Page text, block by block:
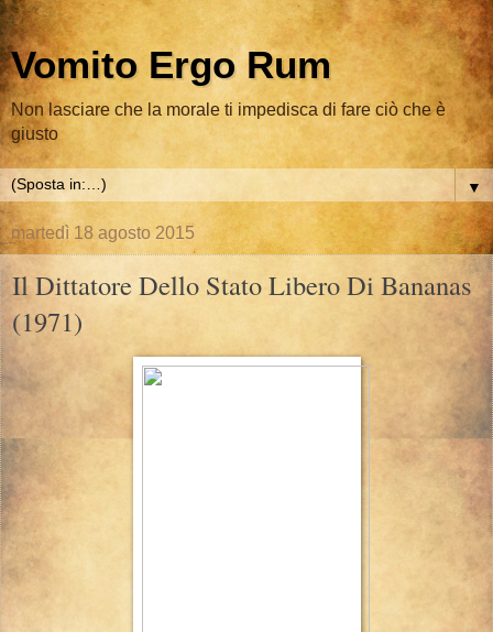
Vomito Ergo Rum
Non lasciare che la morale ti impedisca di fare ciò che è
giusto
▼
martedì 18 agosto 2015
Il Dittatore Dello Stato Libero Di Bananas
(1971)